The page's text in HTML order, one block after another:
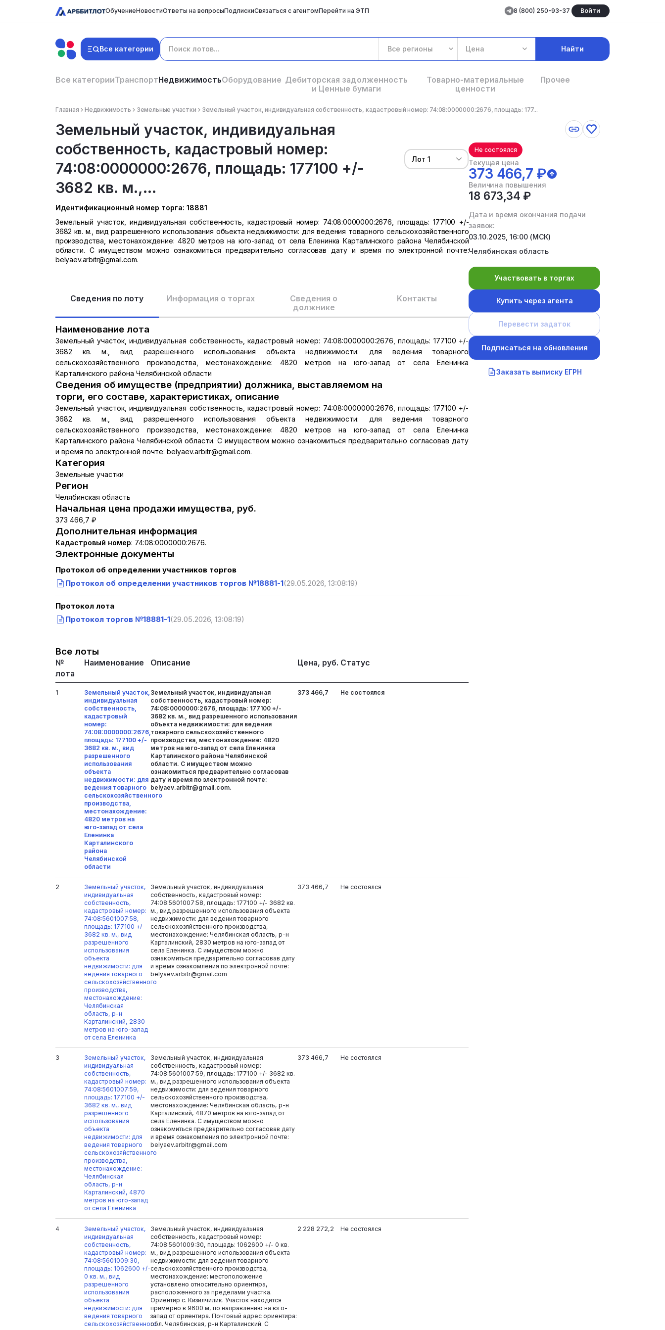
ОбучениеНовостиОтветы на вопросыПодпискиСвязаться с агентомПерейти на ЭТП 8 (800) 250-93-37 Войти
Все категории Все регионы Цена Найти
Все категорииТранспортНедвижимостьОборудование Дебиторская задолженность
и Ценные бумаги
Товарно-материальные
ценности
Прочее
Главная Недвижимость Земельные участки Земельный участок, индивидуальная собственность, кадастровый номер: 74:08:0000000:2676, площадь: 177...
Земельный участок, индивидуальная
собственность, кадастровый номер:
74:08:0000000:2676, площадь: 177100 +/-
3682 кв. м.,...
Лот 1
Идентификационный номер торга: 18881
Земельный участок, индивидуальная собственность, кадастровый номер: 74:08:0000000:2676, площадь: 177100 +/-
3682 кв. м., вид разрешенного использования объекта недвижимости: для ведения товарного сельскохозяйственного
производства, местонахождение: 4820 метров на юго-запад от села Еленинка Карталинского района Челябинской
области. С имуществом можно ознакомиться предварительно согласовав дату и время по электронной почте:
belyaev.arbitr@gmail.com.
Сведения по лоту Информация о торгах
Сведения о
должнике
Kонтакты
Наименование лота
Земельный участок, индивидуальная собственность, кадастровый номер: 74:08:0000000:2676, площадь: 177100 +/-
3682 кв. м., вид разрешенного использования объекта недвижимости: для ведения товарного
сельскохозяйственного производства, местонахождение: 4820 метров на юго-запад от села Еленинка
Карталинского района Челябинской области
Сведения об имуществе (предприятии) должника, выставляемом на
торги, его составе, характеристиках, описание
Земельный участок, индивидуальная собственность, кадастровый номер: 74:08:0000000:2676, площадь: 177100 +/-
3682 кв. м., вид разрешенного использования объекта недвижимости: для ведения товарного
сельскохозяйственного производства, местонахождение: 4820 метров на юго-запад от села Еленинка
Карталинского района Челябинской области. С имуществом можно ознакомиться предварительно согласовав дату
и время по электронной почте: belyaev.arbitr@gmail.com.
Категория
Земельные участки
Регион
Челябинская область
Начальная цена продажи имущества, руб.
373 466,7 ₽
Дополнительная информация
Кадастровый номер: 74:08:0000000:2676.
Электронные документы
Протокол об определении участников торгов
Протокол об определении участников торгов №18881-1(29.05.2026, 13:08:19)
Протокол лота
Протокол торгов №18881-1(29.05.2026, 13:08:19)
Все лоты
№
лота
Наименование Описание Цена, руб. Статус
1
Земельный участок,
индивидуальная
собственность,
кадастровый
номер:
74:08:0000000:2676,
площадь: 177100 +/-
3682 кв. м., вид
разрешенного
использования
объекта
недвижимости: для
ведения товарного
сельскохозяйственного
производства,
местонахождение:
4820 метров на
юго-запад от села
Еленинка
Карталинского
района
Челябинской
области
Земельный участок, индивидуальная
собственность, кадастровый номер:
74:08:0000000:2676, площадь: 177100 +/-
3682 кв. м., вид разрешенного использования
объекта недвижимости: для ведения
товарного сельскохозяйственного
производства, местонахождение: 4820
метров на юго-запад от села Еленинка
Карталинского района Челябинской
области. С имуществом можно
ознакомиться предварительно согласовав
дату и время по электронной почте:
belyaev.arbitr@gmail.com.
373 466,7 Не состоялся
2
Земельный участок,
индивидуальная
собственность,
кадастровый номер:
74:08:5601007:58,
площадь: 177100 +/-
3682 кв. м., вид
разрешенного
использования
объекта
недвижимости: для
ведения товарного
сельскохозяйственного
производства,
местонахождение:
Челябинская
область, р-н
Карталинский, 2830
метров на юго-запад
от села Еленинка
Земельный участок, индивидуальная
собственность, кадастровый номер:
74:08:5601007:58, площадь: 177100 +/- 3682 кв.
м., вид разрешенного использования объекта
недвижимости: для ведения товарного
сельскохозяйственного производства,
местонахождение: Челябинская область, р-н
Карталинский, 2830 метров на юго-запад от
села Еленинка. С имуществом можно
ознакомиться предварительно согласовав дату
и время ознакомления по электронной почте:
belyaev.arbitr@gmail.com
373 466,7 Не состоялся
3
Земельный участок,
индивидуальная
собственность,
кадастровый номер:
74:08:5601007:59,
площадь: 177100 +/-
3682 кв. м., вид
разрешенного
использования
объекта
недвижимости: для
ведения товарного
сельскохозяйственного
производства,
местонахождение:
Челябинская
область, р-н
Карталинский, 4870
метров на юго-запад
от села Еленинка
Земельный участок, индивидуальная
собственность, кадастровый номер:
74:08:5601007:59, площадь: 177100 +/- 3682 кв.
м., вид разрешенного использования объекта
недвижимости: для ведения товарного
сельскохозяйственного производства,
местонахождение: Челябинская область, р-н
Карталинский, 4870 метров на юго-запад от
села Еленинка. С имуществом можно
ознакомиться предварительно согласовав дату
и время ознакомления по электронной почте:
belyaev.arbitr@gmail.com
373 466,7 Не состоялся
4
Земельный участок,
индивидуальная
собственность,
кадастровый номер:
74:08:5601009:30,
площадь: 1062600 +/-
0 кв. м., вид
разрешенного
использования
объекта
недвижимости: для
ведения товарного
сельскохозяйственного
Земельный участок, индивидуальная
собственность, кадастровый номер:
74:08:5601009:30, площадь: 1062600 +/- 0 кв.
м., вид разрешенного использования объекта
недвижимости: для ведения товарного
сельскохозяйственного производства,
местонахождение: местоположение
установлено относительно ориентира,
расположенного за пределами участка.
Ориентир с. Кизилчилик. Участок находится
примерно в 9600 м, по направлению на юго-
запад от ориентира. Почтовый адрес ориентира:
обл. Челябинская, р-н Карталинский. С
2 228 272,2 Не состоялся
Не состоялся
Текущая цена
373 466,7 ₽
Величина повышения
18 673,34 ₽
Дата и время окончания подачи
заявок:
03.10.2025, 16:00 (МСК)
Челябинская область
Участвовать в торгах
Купить через агента
Перевести задаток
Подписаться на обновления
Заказать выписку ЕГРН